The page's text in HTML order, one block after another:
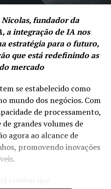
fundador da
a integração de IA nos
estratégia para o futuro,
que está redefinindo as
mercado
se estabelecido como
mundo dos negócios. Com
de processamento,
grandes volumes de
agora ao alcance de
promovendo inovações